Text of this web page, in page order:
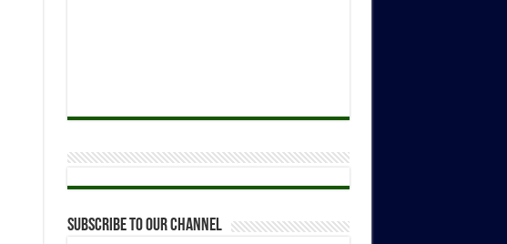
Subscribe to our Channel